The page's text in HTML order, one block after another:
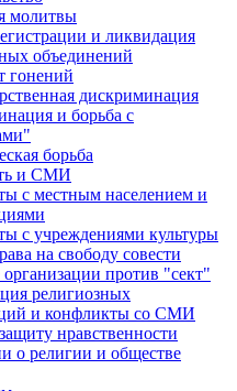
молитвы
и ликвидация
объединений
гонений
дискриминация
и борьба с
борьба
и СМИ
с местным населением и
с учреждениями культуры
на свободу совести
организации против "сект"
религиозных
и конфликты со СМИ
нравственности
о религии и обществе